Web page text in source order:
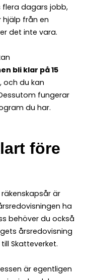
dagars jobb,
hjälp från en
det inte vara.
bli klar på 15
, och du kan
fungerar
du har.
före
är
ha
behöver du också
årsredovisning
Skatteverket.
är egentligen